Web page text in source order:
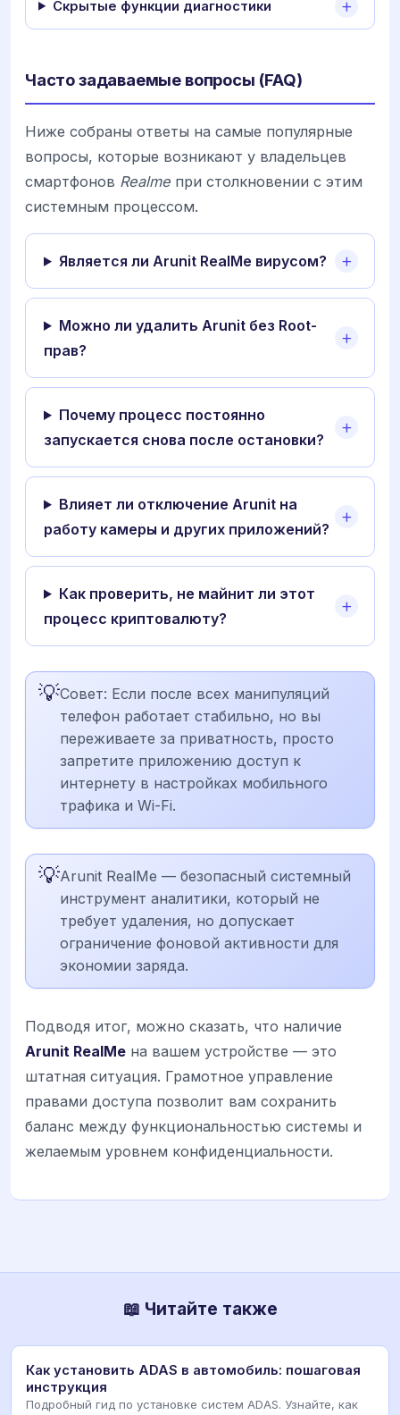
Скрытые функции диагностики
Часто задаваемые вопросы (FAQ)
Ниже собраны ответы на самые популярные
вопросы, которые возникают у владельцев
смартфонов Realme при столкновении с этим
системным процессом.
Является ли Arunit RealMe вирусом?
Можно ли удалить Arunit без Root-
прав?
Почему процесс постоянно
запускается снова после остановки?
Влияет ли отключение Arunit на
работу камеры и других приложений?
Как проверить, не майнит ли этот
процесс криптовалюту?
💡Совет: Если после всех манипуляций
телефон работает стабильно, но вы
переживаете за приватность, просто
запретите приложению доступ к
интернету в настройках мобильного
трафика и Wi-Fi.
💡Arunit RealMe — безопасный системный
инструмент аналитики, который не
требует удаления, но допускает
ограничение фоновой активности для
экономии заряда.
Подводя итог, можно сказать, что наличие
Arunit RealMe на вашем устройстве — это
штатная ситуация. Грамотное управление
правами доступа позволит вам сохранить
баланс между функциональностью системы и
желаемым уровнем конфиденциальности.
📖 Читайте также
Как установить ADAS в автомобиль: пошаговая
инструкция
Подробный гид по установке систем ADAS. Узнайте, как